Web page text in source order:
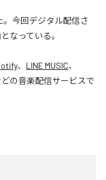
。今回デジタル配信さ
なっている。
、 LINE MUSIC、
どの音楽配信サービスで